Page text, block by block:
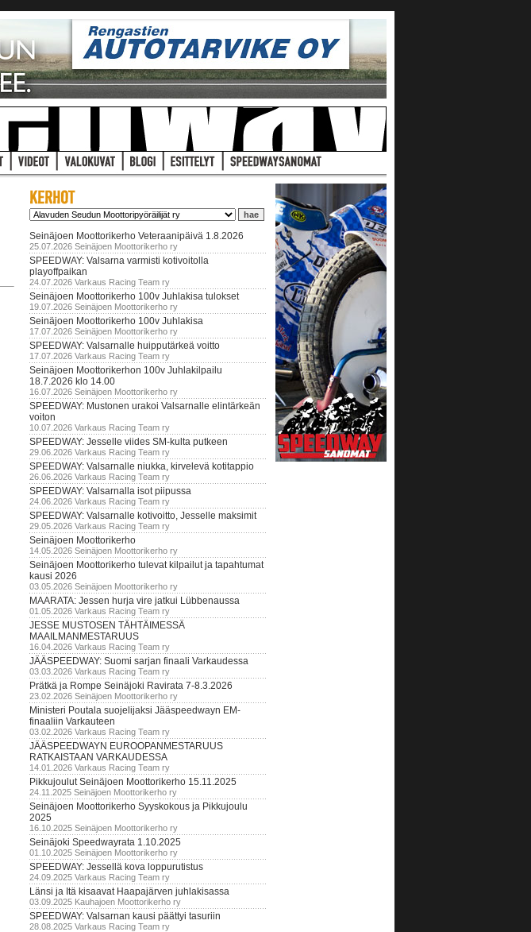
Seinäjoen Moottorikerho Veteraanipäivä 1.8.2026
25.07.2026 Seinäjoen Moottorikerho ry
SPEEDWAY: Valsarna varmisti kotivoitolla
playoffpaikan
24.07.2026 Varkaus Racing Team ry
Seinäjoen Moottorikerho 100v Juhlakisa tulokset
19.07.2026 Seinäjoen Moottorikerho ry
Seinäjoen Moottorikerho 100v Juhlakisa
17.07.2026 Seinäjoen Moottorikerho ry
SPEEDWAY: Valsarnalle huipputärkeä voitto
17.07.2026 Varkaus Racing Team ry
Seinäjoen Moottorikerhon 100v Juhlakilpailu
18.7.2026 klo 14.00
16.07.2026 Seinäjoen Moottorikerho ry
SPEEDWAY: Mustonen urakoi Valsarnalle elintärkeän
voiton
10.07.2026 Varkaus Racing Team ry
SPEEDWAY: Jesselle viides SM-kulta putkeen
29.06.2026 Varkaus Racing Team ry
SPEEDWAY: Valsarnalle niukka, kirvelevä kotitappio
26.06.2026 Varkaus Racing Team ry
SPEEDWAY: Valsarnalla isot piipussa
24.06.2026 Varkaus Racing Team ry
SPEEDWAY: Valsarnalle kotivoitto, Jesselle maksimit
29.05.2026 Varkaus Racing Team ry
Seinäjoen Moottorikerho
14.05.2026 Seinäjoen Moottorikerho ry
Seinäjoen Moottorikerho tulevat kilpailut ja tapahtumat
kausi 2026
03.05.2026 Seinäjoen Moottorikerho ry
MAARATA: Jessen hurja vire jatkui Lübbenaussa
01.05.2026 Varkaus Racing Team ry
JESSE MUSTOSEN TÄHTÄIMESSÄ
MAAILMANMESTARUUS
16.04.2026 Varkaus Racing Team ry
JÄÄSPEEDWAY: Suomi sarjan finaali Varkaudessa
03.03.2026 Varkaus Racing Team ry
Prätkä ja Rompe Seinäjoki Ravirata 7-8.3.2026
23.02.2026 Seinäjoen Moottorikerho ry
Ministeri Poutala suojelijaksi Jääspeedwayn EM-
finaaliin Varkauteen
03.02.2026 Varkaus Racing Team ry
JÄÄSPEEDWAYN EUROOPANMESTARUUS
RATKAISTAAN VARKAUDESSA
14.01.2026 Varkaus Racing Team ry
Pikkujoulut Seinäjoen Moottorikerho 15.11.2025
24.11.2025 Seinäjoen Moottorikerho ry
Seinäjoen Moottorikerho Syyskokous ja Pikkujoulu
2025
16.10.2025 Seinäjoen Moottorikerho ry
Seinäjoki Speedwayrata 1.10.2025
01.10.2025 Seinäjoen Moottorikerho ry
SPEEDWAY: Jessellä kova loppurutistus
24.09.2025 Varkaus Racing Team ry
Länsi ja Itä kisaavat Haapajärven juhlakisassa
03.09.2025 Kauhajoen Moottorikerho ry
SPEEDWAY: Valsarnan kausi päättyi tasuriin
28.08.2025 Varkaus Racing Team ry